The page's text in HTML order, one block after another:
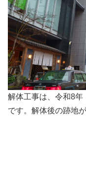
解体工事は、令和8
です。解体後の跡地